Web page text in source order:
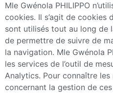
Mle Gwénola PHILIPPO
cookies. Il s’agit de cookies
sont utilisés tout au long de
de permettre de suivre de
la navigation. Mle Gwénola
les services de l’outil de
Analytics. Pour connaître
concernant la gestion de